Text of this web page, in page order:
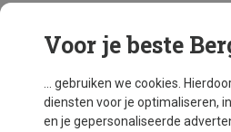
Voor je beste
... gebruiken we cookies.
diensten voor je optimaliseren,
en je gepersonaliseerde